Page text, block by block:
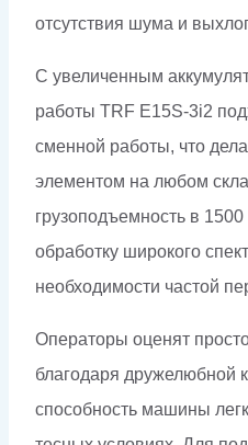
отсутствия шума и
С увеличенным
работы TRF E15S-3i2
сменной работы, что
элементом на любом
грузоподъемность в 1500
обработку широкого
необходимости частой
Операторы оценят
благодаря дружелюбной
способность машины